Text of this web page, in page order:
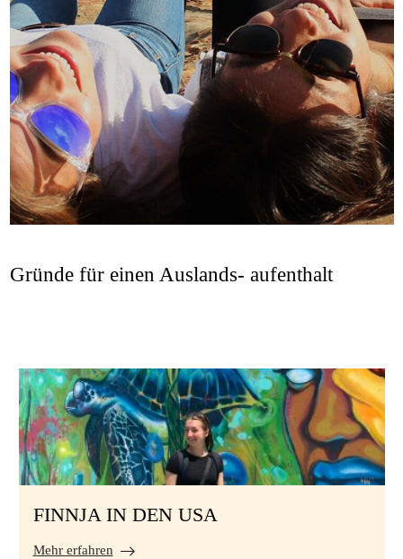
Erfahrungen
Preise
Gastfamilie
werden
Gründe für einen Auslands- aufenthalt
FINNJA IN DEN USA
Mehr erfahren